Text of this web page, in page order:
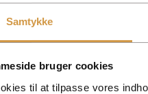
Samtykke
bruger cookies
til at tilpasse vores